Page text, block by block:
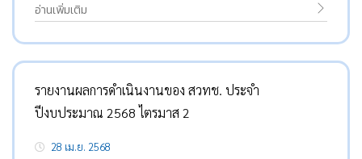
อ่านเพิ่มเติม
รายงานผลการดำเนินงานของ สวทช. ประจำ
ปีงบประมาณ 2568 ไตรมาส 2
28 เม.ย. 2568